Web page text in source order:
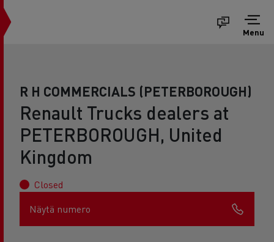
Menu
R H COMMERCIALS (PETERBOROUGH)
Renault Trucks dealers at
PETERBOROUGH, United
Kingdom
Closed
Näytä numero